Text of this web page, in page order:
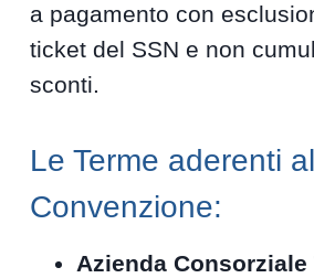
a pagamento con
ticket del SSN e non
sconti.
Le Terme aderenti
Convenzione:
Azienda Consorziale